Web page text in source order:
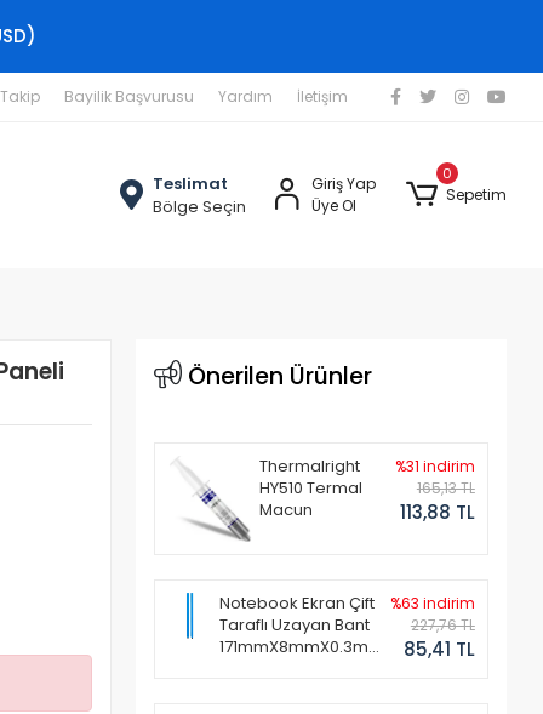
Bayilik Başvurusu Yardım İletişim
Teslimat
Bölge Seçin
Giriş Yap
Üye Ol
0
Sepetim
Önerilen Ürünler
Thermalright
HY510 Termal
Macun
%31 indirim
165,13 TL
113,88 TL
Notebook Ekran Çift
Taraflı Uzayan Bant
171mmX8mmX0.3mm
%63 indirim
227,76 TL
85,41 TL